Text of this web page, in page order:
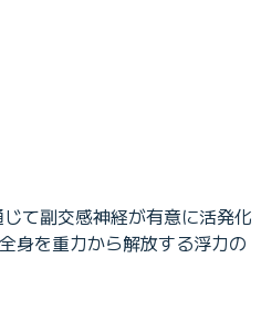
て副交感神経が有意に活発化
身を重力から解放する浮力の